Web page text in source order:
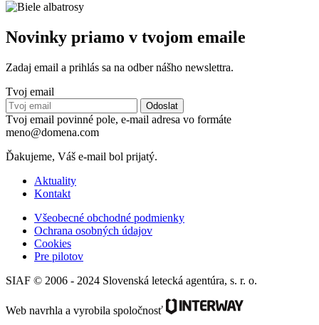
Novinky priamo v tvojom emaile
Zadaj email a prihlás sa na odber nášho newslettra.
Tvoj email
Tvoj email povinné pole, e-mail adresa vo formáte
meno@domena.com
Ďakujeme, Váš e-mail bol prijatý.
Aktuality
Kontakt
Všeobecné obchodné podmienky
Ochrana osobných údajov
Cookies
Pre pilotov
SIAF © 2006 - 2024 Slovenská letecká agentúra, s. r. o.
Web navrhla a vyrobila spoločnosť